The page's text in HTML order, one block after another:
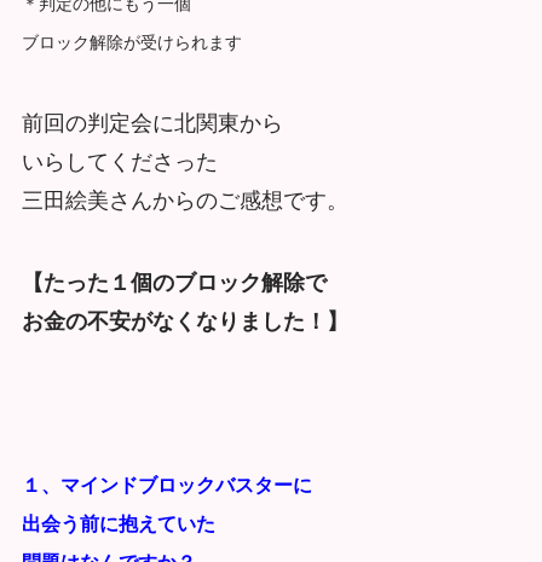
ブロック解除が受けられます
前回の判定会に北関東から
いらしてくださった
三田絵美さんからのご感想です。
【たった１個のブロック解除で
お金の不安がなくなりました！】
１、マインドブロックバスターに
出会う前に抱えていた